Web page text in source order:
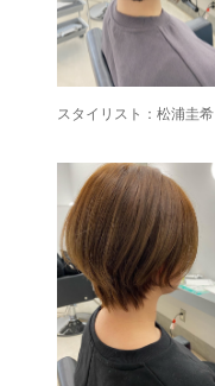
スタイリスト：松浦圭希